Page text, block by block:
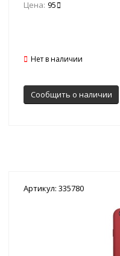
Цена: 95
Нет в наличии
Сообщить о наличии
Артикул: 335780